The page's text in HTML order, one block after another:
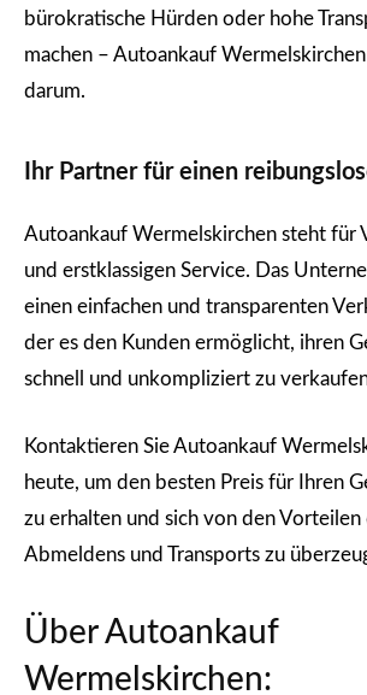
bürokratische Hürden oder hohe
machen – Autoankauf
darum.
Ihr Partner für einen
Autoankauf Wermelskirchen steht für
und erstklassigen Service. Das
einen einfachen und transparenten
der es den Kunden ermöglicht, ihren
schnell und unkompliziert zu
Kontaktieren Sie Autoankauf
heute, um den besten Preis für Ihren
zu erhalten und sich von den
Abmeldens und Transports zu
Über Autoankauf
Wermelskirchen: